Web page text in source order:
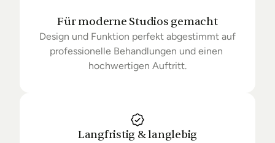
Für moderne Studios gemacht
Design und Funktion perfekt abgestimmt auf
professionelle Behandlungen und einen
hochwertigen Auftritt.
Langfristig & langlebig